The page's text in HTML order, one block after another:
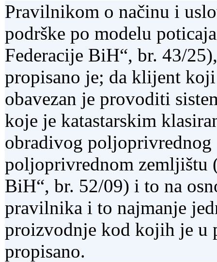
Pravilnikom o načinu i
podrške po modelu
Federacije BiH“, br. 43/
propisano je; da klijent
obavezan je provoditi
koje je katastarskim
obradivog poljoprivrednog
poljoprivrednom zemljištu
BiH“, br. 52/09) i to na
pravilnika i to najmanje
proizvodnje kod kojih je u
propisano.